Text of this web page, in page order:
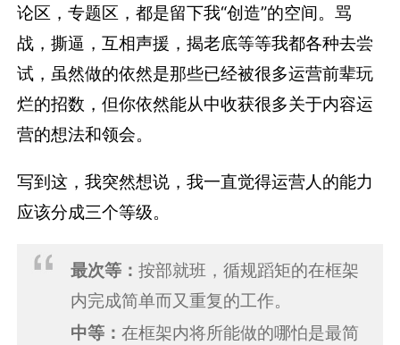
论区，专题区，都是留下我“创造”的空间。骂
战，撕逼，互相声援，揭老底等等我都各种去尝
试，虽然做的依然是那些已经被很多运营前辈玩
烂的招数，但你依然能从中收获很多关于内容运
营的想法和领会。
写到这，我突然想说，我一直觉得运营人的能力
应该分成三个等级。
最次等： 按部就班，循规蹈矩的在框架
内完成简单而又重复的工作。
中等： 在框架内将所能做的哪怕是最简